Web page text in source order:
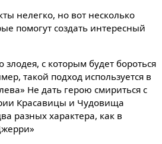
нелегко, но вот несколько
помогут создать интересный
с которым будет бороться
такой подход используется в
Не дать герою смириться с
Красавицы и Чудовища
разных характера, как в